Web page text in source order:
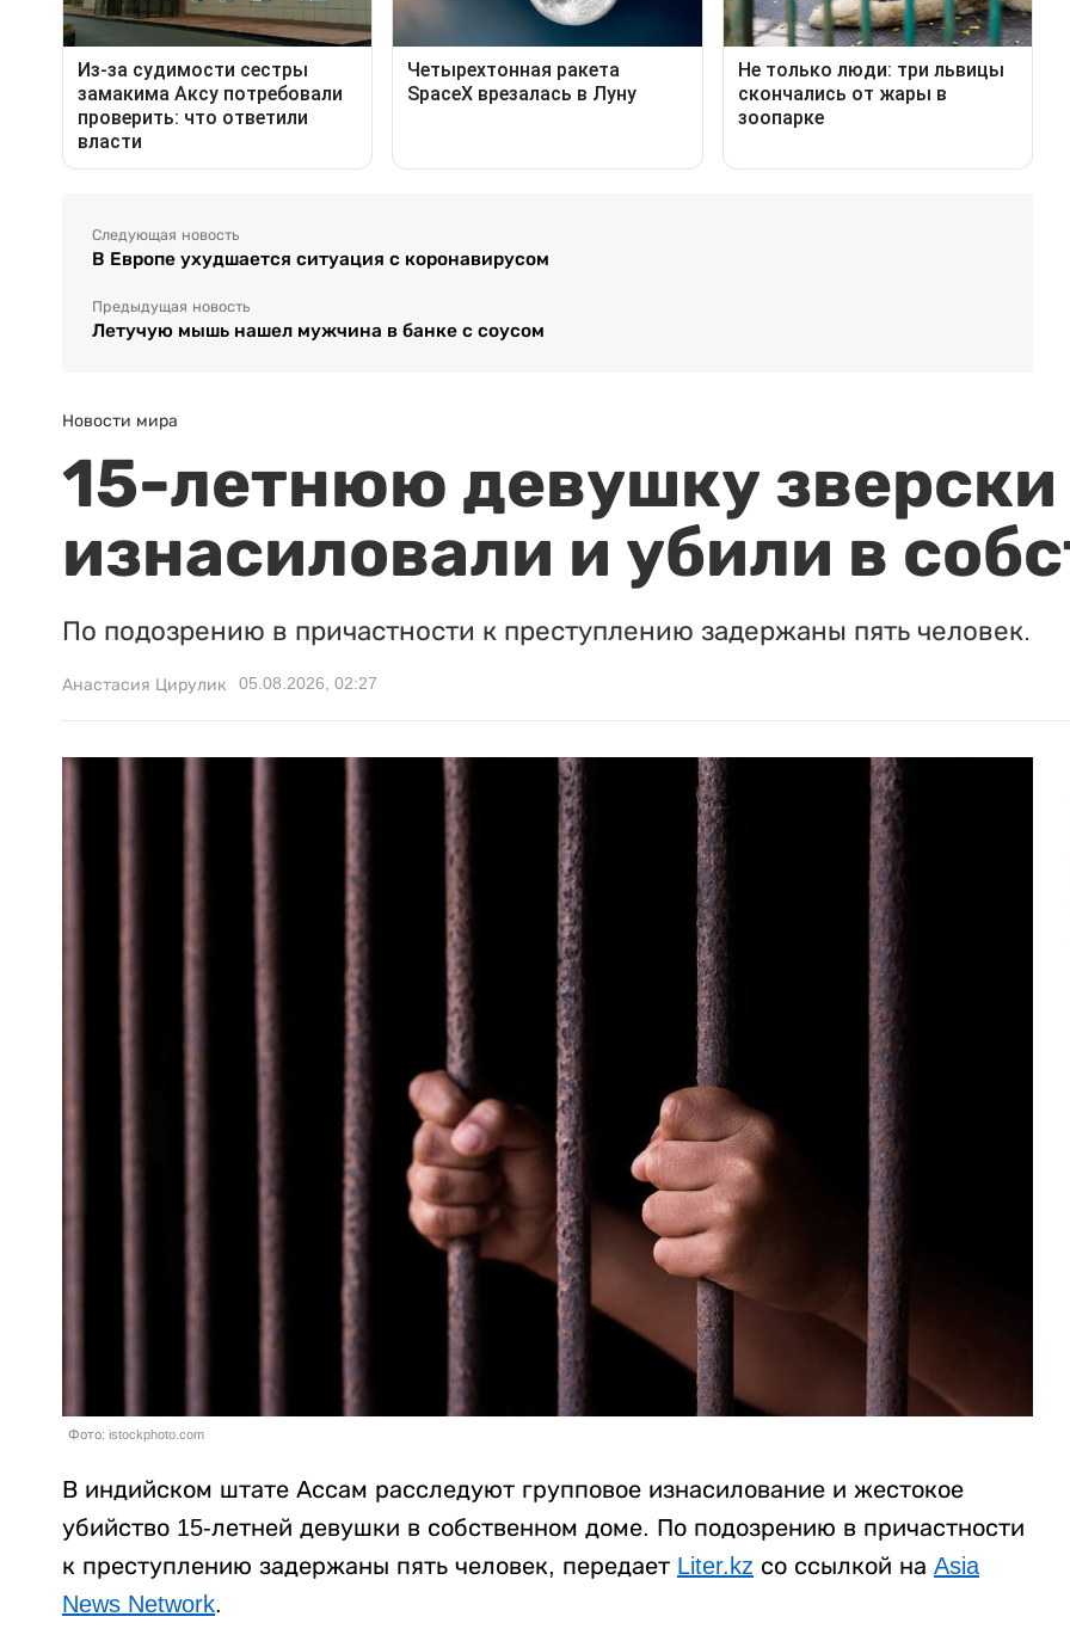
Следующая новость
В Европе ухудшается ситуация с коронавирусом
Предыдущая новость
Летучую мышь нашел мужчина в банке с соусом
Новости мира
15-летнюю девушку зверски
изнасиловали и убили в
По подозрению в причастности к преступлению задержаны пять человек.
Анастасия Цирулик 05.08.2026, 02:27
Фото: istockphoto.com
В индийском штате Ассам расследуют групповое изнасилование и жестокое
убийство 15-летней девушки в собственном доме. По подозрению в причастности
к преступлению задержаны пять человек, передает Liter.kz со ссылкой на Asia
News Network.